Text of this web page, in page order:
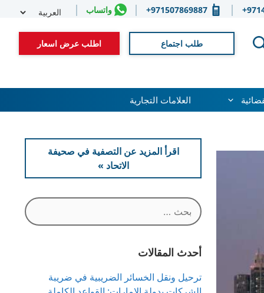
971507869887+ واتساب
طلب اجتماع
اطلب عرض اسعار
العلامات التجارية
اقرأ المزيد عن التصفية في صحيفة
الاتحاد »
البحث
عن:
أحدث المقالات
ترحيل ونقل الخسائر الضريبية في ضريبة